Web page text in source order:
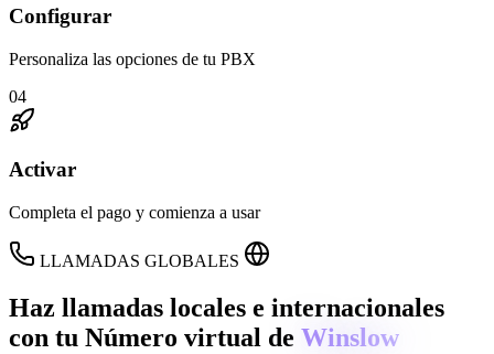
Configurar
Personaliza las opciones de tu PBX
04
Activar
Completa el pago y comienza a usar
LLAMADAS GLOBALES
Haz llamadas locales e internacionales
con tu Número virtual de Winslow